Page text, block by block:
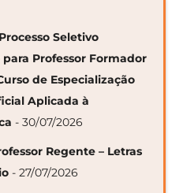
Seletivo
Professor Formador
de Especialização
Aplicada à
- 30/07/2026
Regente – Letras
- 27/07/2026